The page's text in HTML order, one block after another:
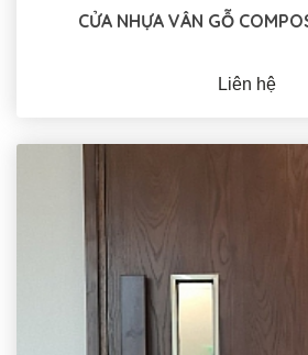
CỬA NHỰA VÂN GỖ
Liên hệ